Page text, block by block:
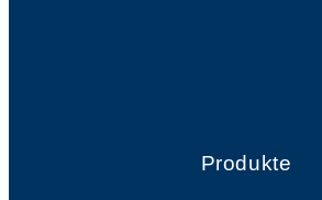
Produkte